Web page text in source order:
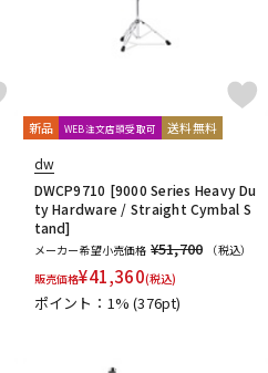
新品 WEB注文店頭受取可 送料無料
dw
DWCP9710 [9000 Series Heavy Du
ty Hardware / Straight Cymbal S
tand]
メーカー希望小売価格 ¥51,700
（税込）
販売価格¥41,360(税込)
ポイント：1%(376pt)